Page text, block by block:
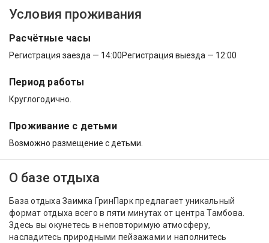
Условия проживания
Расчётные часы
Регистрация заезда — 14:00Регистрация выезда — 12:00
Период работы
Круглогодично.
Проживание с детьми
Возможно размещение с детьми.
О базе отдыха
База отдыха Заимка ГринПарк предлагает уникальный
формат отдыха всего в пяти минутах от центра Тамбова.
Здесь вы окунетесь в неповторимую атмосферу,
насладитесь природными пейзажами и наполнитесь